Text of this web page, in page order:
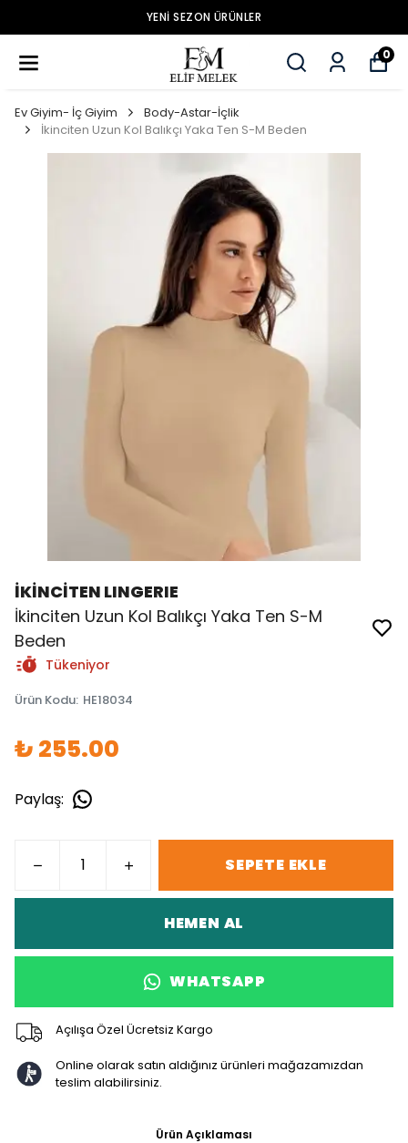
YENİ SEZON ÜRÜNLER
0
Ev Giyim- İç Giyim
Body-Astar-İçlik
İkinciten Uzun Kol Balıkçı Yaka Ten S-M Beden
İKİNCİTEN LINGERIE
İkinciten Uzun Kol Balıkçı Yaka Ten S-M
Beden
Tükeniyor
Ürün Kodu: HE18034
₺ 255.00
Paylaş:
SEPETE EKLE
HEMEN AL
WHATSAPP
Açılışa Özel Ücretsiz Kargo
Online olarak satın aldığınız ürünleri mağazamızdan
teslim alabilirsiniz.
Ürün Açıklaması